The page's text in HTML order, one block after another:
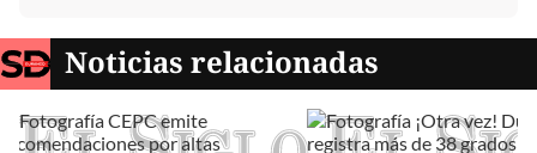
Noticias relacionadas